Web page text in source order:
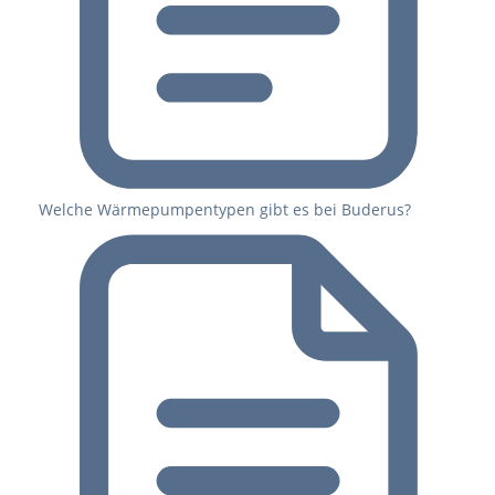
Welche Wärmepumpentypen gibt es bei Buderus?